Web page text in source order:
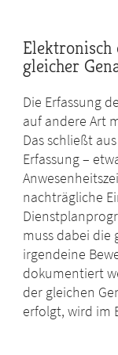
gleicher
Die Erfassung
auf andere Art
Das schließt
Erfassung –
nachträgliche
muss dabei die
irgendeine
dokumentiert
der gleichen
erfolgt, wird im